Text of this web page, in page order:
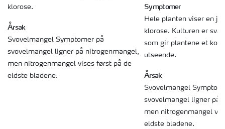
klorose.
Årsak
Svovelmangel Symptomer på
svovelmangel ligner på nitrogenmangel,
men nitrogenmangel vises først på de
eldste bladene.
Symptomer
Hele planten viser en
klorose. Kulturen er
som gir plantene et
utseende.
Årsak
Svovelmangel
svovelmangel ligner på
men nitrogenmangel
eldste bladene.